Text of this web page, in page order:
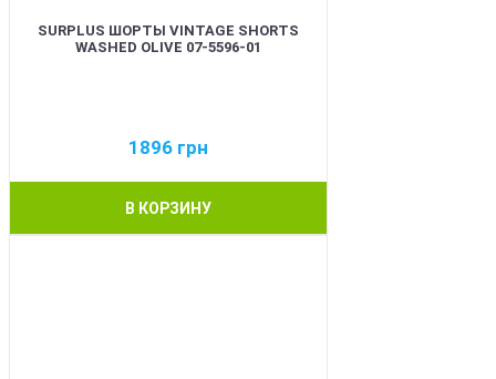
SURPLUS ШОРТЫ VINTAGE SHORTS
WASHED OLIVE 07-5596-01
1896 грн
В КОРЗИНУ